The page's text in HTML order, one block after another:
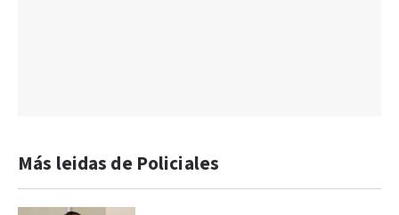
Más leidas de Policiales